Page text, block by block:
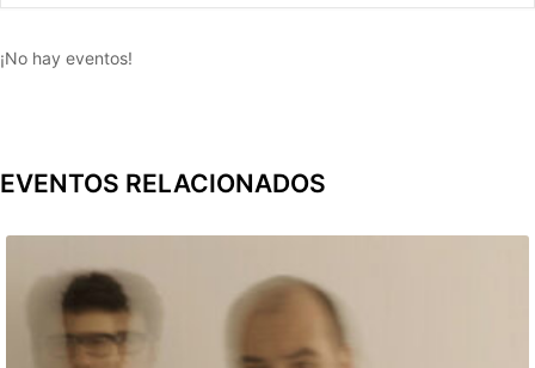
¡No hay eventos!
EVENTOS RELACIONADOS